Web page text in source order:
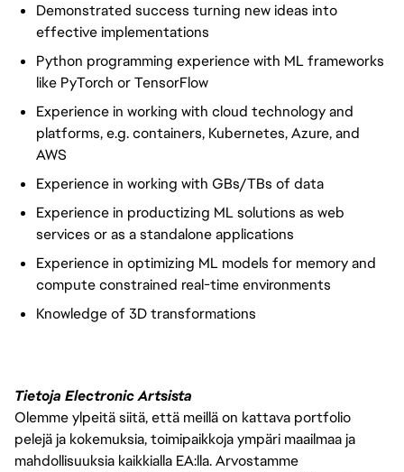
Demonstrated success turning new ideas into
effective implementations
Python programming experience with ML frameworks
like PyTorch or TensorFlow
Experience in working with cloud technology and
platforms, e.g. containers, Kubernetes, Azure, and
AWS
Experience in working with GBs/TBs of data
Experience in productizing ML solutions as web
services or as a standalone applications
Experience in optimizing ML models for memory and
compute constrained real-time environments
Knowledge of 3D transformations
Tietoja Electronic Artsista
Olemme ylpeitä siitä, että meillä on kattava portfolio
pelejä ja kokemuksia, toimipaikkoja ympäri maailmaa ja
mahdollisuuksia kaikkialla EA:lla. Arvostamme